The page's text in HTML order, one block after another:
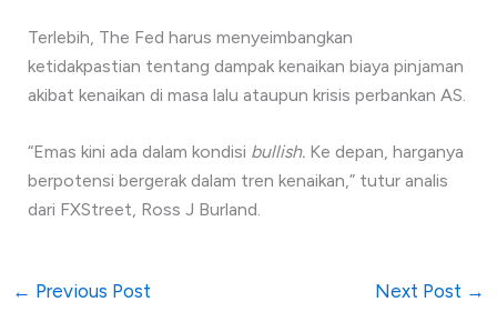
Terlebih, The Fed harus menyeimbangkan
ketidakpastian tentang dampak kenaikan biaya pinjaman
akibat kenaikan di masa lalu ataupun krisis perbankan AS.
“Emas kini ada dalam kondisi bullish.Ke depan, harganya
berpotensi bergerak dalam tren kenaikan,” tutur analis
dari FXStreet, Ross J Burland.
← Previous Post Next Post →